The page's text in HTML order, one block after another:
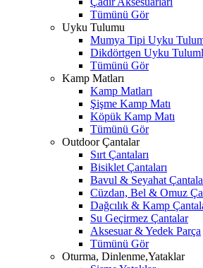
Tümünü Gör
Uyku Tulumu
Mumya Tipi Uyku
Dikdörtgen Uyku
Tümünü Gör
Kamp Matları
Kamp Matları
Şişme Kamp Matı
Köpük Kamp Matı
Tümünü Gör
Outdoor Çantalar
Sırt Çantaları
Bisiklet Çantaları
Bavul & Seyahat
Cüzdan, Bel & Omuz
Dağcılık & Kamp
Su Geçirmez Çantalar
Aksesuar & Yedek Parça
Tümünü Gör
Oturma, Dinlenme,Yataklar